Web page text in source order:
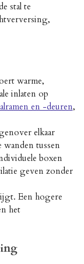
stal te
warme,
inlaten op
en -deuren,
elkaar
tussen
boxen
geven zonder
Een hogere
het